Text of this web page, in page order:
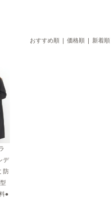
おすすめ順 価格順 | 新着順
デ
防
●